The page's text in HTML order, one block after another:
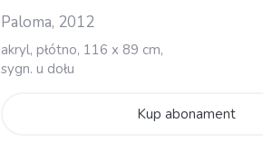
Paloma, 2012
akryl, płótno, 116 x 89 cm,
sygn. u dołu
Kup abonament